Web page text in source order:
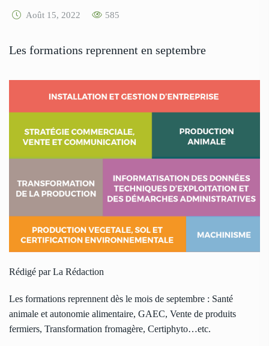
Août 15, 2022 585
Les formations reprennent en septembre
Rédigé par La Rédaction
Les formations reprennent dès le mois de septembre : Santé
animale et autonomie alimentaire, GAEC, Vente de produits
fermiers, Transformation fromagère, Certiphyto…etc.